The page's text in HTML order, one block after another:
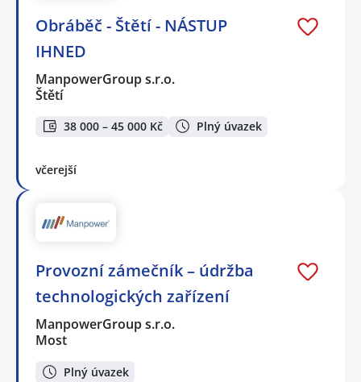
Obráběč - Štětí - NÁSTUP
IHNED
ManpowerGroup s.r.o.
Štětí
38 000 – 45 000 Kč Plný úvazek
včerejší
Provozní zámečník – údržba
technologických zařízení
ManpowerGroup s.r.o.
Most
Plný úvazek